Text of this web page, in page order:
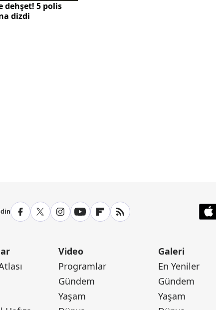
dehşet! 5 polis
dizdi
Video
Programlar
Gündem
Yaşam
Galeri
En Yeniler
Gündem
Yaşam